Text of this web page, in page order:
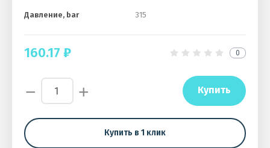
Давление, bar 315
160.17 ₽ 0
− + Купить
Купить в 1 клик